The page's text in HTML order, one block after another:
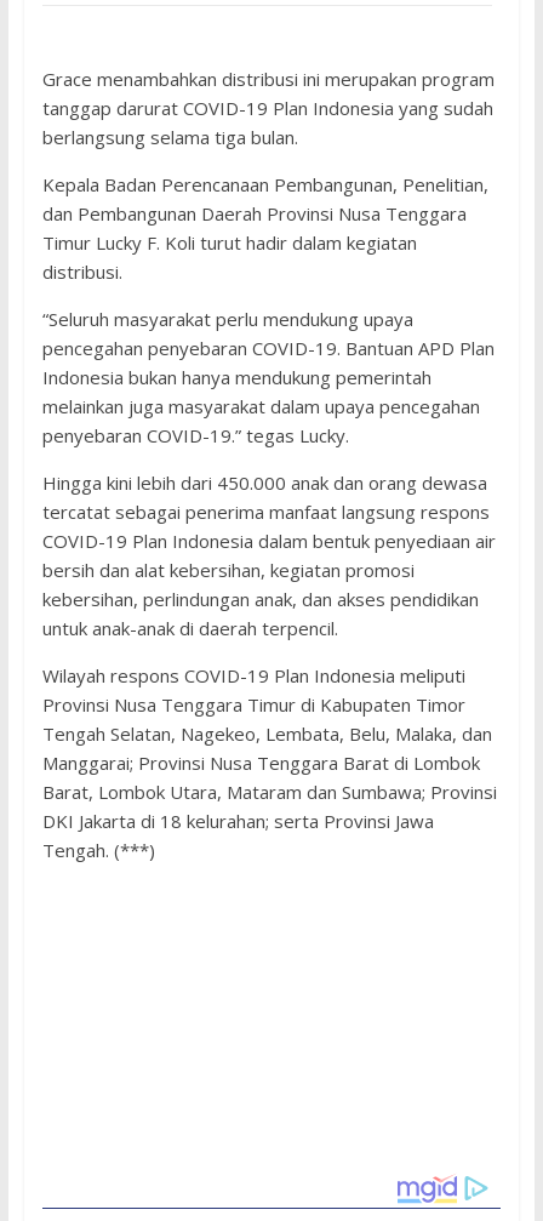
Grace menambahkan distribusi ini merupakan program
tanggap darurat COVID-19 Plan Indonesia yang sudah
berlangsung selama tiga bulan.
Kepala Badan Perencanaan Pembangunan, Penelitian,
dan Pembangunan Daerah Provinsi Nusa Tenggara
Timur Lucky F. Koli turut hadir dalam kegiatan
distribusi.
“Seluruh masyarakat perlu mendukung upaya
pencegahan penyebaran COVID-19. Bantuan APD Plan
Indonesia bukan hanya mendukung pemerintah
melainkan juga masyarakat dalam upaya pencegahan
penyebaran COVID-19.” tegas Lucky.
Hingga kini lebih dari 450.000 anak dan orang dewasa
tercatat sebagai penerima manfaat langsung respons
COVID-19 Plan Indonesia dalam bentuk penyediaan air
bersih dan alat kebersihan, kegiatan promosi
kebersihan, perlindungan anak, dan akses pendidikan
untuk anak-anak di daerah terpencil.
Wilayah respons COVID-19 Plan Indonesia meliputi
Provinsi Nusa Tenggara Timur di Kabupaten Timor
Tengah Selatan, Nagekeo, Lembata, Belu, Malaka, dan
Manggarai; Provinsi Nusa Tenggara Barat di Lombok
Barat, Lombok Utara, Mataram dan Sumbawa; Provinsi
DKI Jakarta di 18 kelurahan; serta Provinsi Jawa
Tengah. (***)